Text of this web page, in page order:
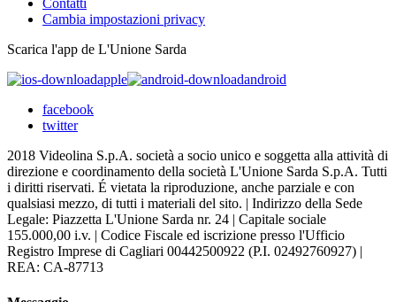
Contatti
Cambia impostazioni privacy
Scarica l'app de L'Unione Sarda
apple
android
facebook
twitter
2018 Videolina S.p.A. società a socio unico e soggetta alla attività di
direzione e coordinamento della società L'Unione Sarda S.p.A. Tutti
i diritti riservati. É vietata la riproduzione, anche parziale e con
qualsiasi mezzo, di tutti i materiali del sito. | Indirizzo della Sede
Legale: Piazzetta L'Unione Sarda nr. 24 | Capitale sociale
155.000,00 i.v. | Codice Fiscale ed iscrizione presso l'Ufficio
Registro Imprese di Cagliari 00442500922 (P.I. 02492760927) |
REA: CA-87713